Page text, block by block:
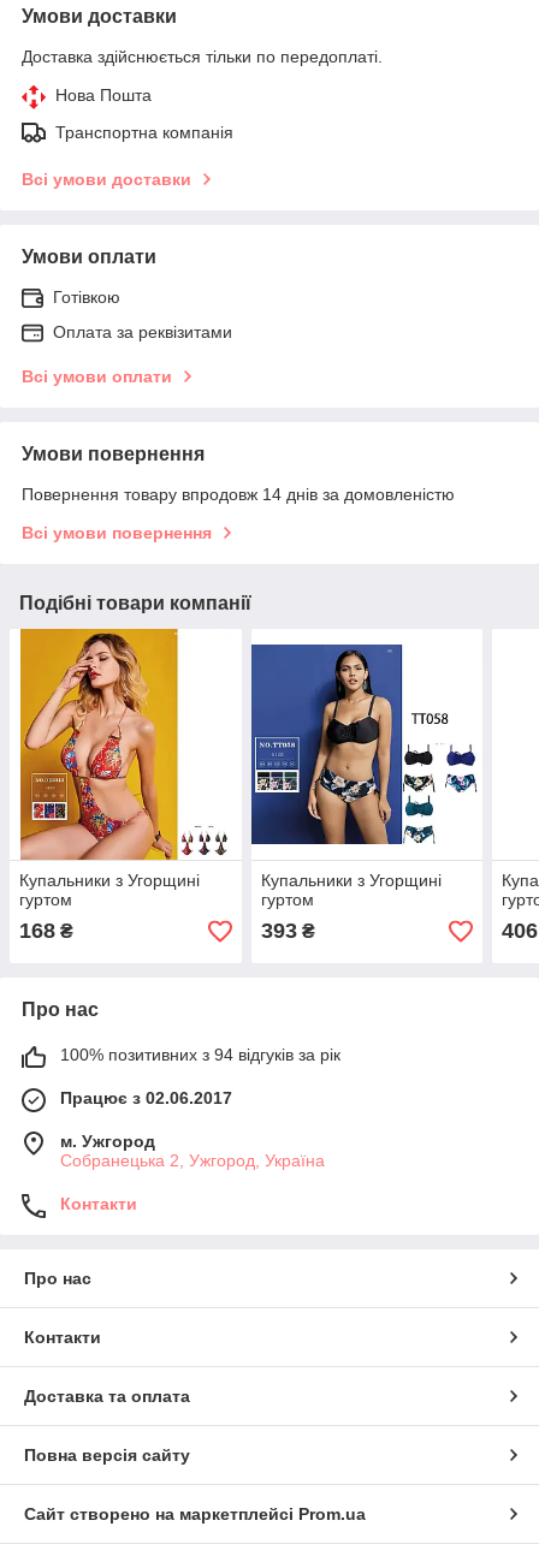
Умови доставки
Доставка здійснюється тільки по передоплаті.
Нова Пошта
Транспортна компанія
Всі умови доставки
Умови оплати
Готівкою
Оплата за реквізитами
Всі умови оплати
Умови повернення
Повернення товару впродовж 14 днів за домовленістю
Всі умови повернення
Подібні товари компанії
Купальники з Угорщині
гуртом
168 ₴
Купальники з Угорщині
гуртом
393₴ 406
Про нас
100% позитивних з 94 відгуків за рік
Працює з 02.06.2017
м. Ужгород
Собранецька 2, Ужгород, Україна
Контакти
Про нас
Контакти
Доставка та оплата
Повна версія сайту
Сайт створено на маркетплейсі Prom.ua